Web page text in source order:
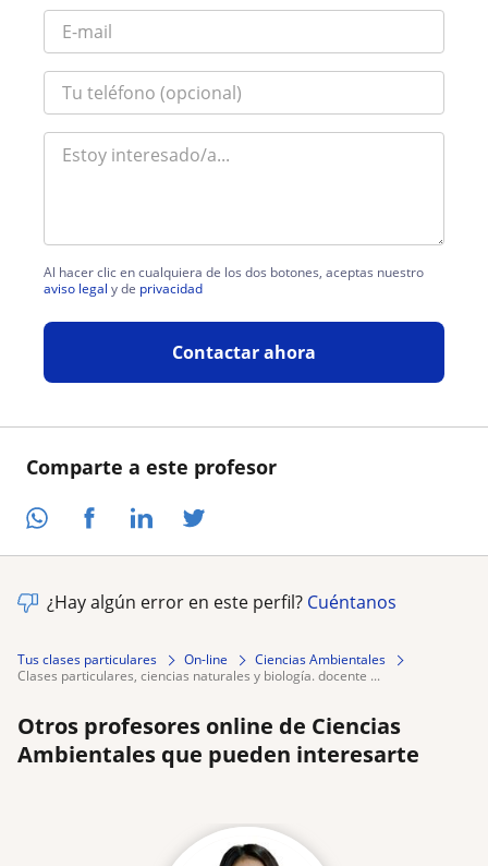
Comparte a este profesor
Al hacer clic en cualquiera de los dos botones, aceptas nuestro
aviso legal y de privacidad
Contactar ahora
¿Hay algún error en este perfil? Cuéntanos
Tus clases particulares On-line
Ciencias Ambientales
clases particulares, ciencias naturales y biología. docente ...
Otros profesores online de Ciencias
Ambientales que pueden interesarte